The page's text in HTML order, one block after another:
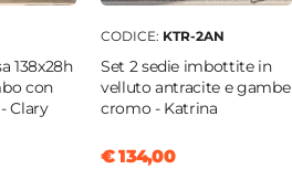
138x28h
con
Clary
CODICE: KTR-2AN
Set 2 sedie imbottite in
velluto antracite e gambe
cromo - Katrina
€ 134,00